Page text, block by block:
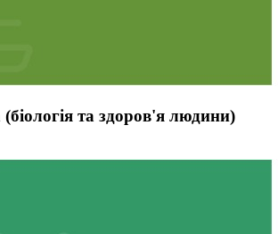
(біологія та здоров'я людини)